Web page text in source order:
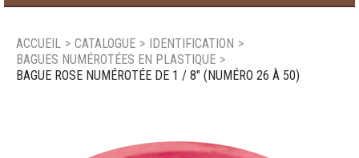
Catalogue de produit
ACCUEIL > CATALOGUE > IDENTIFICATION >
BAGUES NUMÉROTÉES EN PLASTIQUE >
BAGUE ROSE NUMÉROTÉE DE 1 / 8" (NUMÉRO 26 À 50)